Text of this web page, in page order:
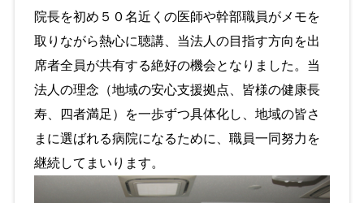
院長を初め５０名近くの医師や幹部職員がメモを
取りながら熱心に聴講、当法人の目指す方向を出
席者全員が共有する絶好の機会となりました。当
法人の理念（地域の安心支援拠点、皆様の健康長
寿、四者満足）を一歩ずつ具体化し、地域の皆さ
まに選ばれる病院になるために、職員一同努力を
継続してまいります。